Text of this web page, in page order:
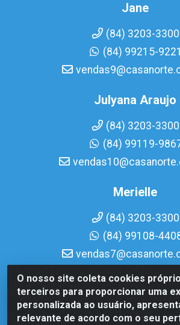
O nosso site coleta cookies
terceiros para proporcionar uma
personalizada ao usuário,
relevante de acordo com o seu
Jane
(84) 3203-3300
(84) 99215-9221
Julyana Araujo
(84) 3203-3300
(84) 99119-
Merielle
(84) 3203-3300
(84) 99108-
Casa Norte LTDA - Av. Interventor
Dix-Sept Rosado, Natal/RN - CEP
08.713.513/0001-51